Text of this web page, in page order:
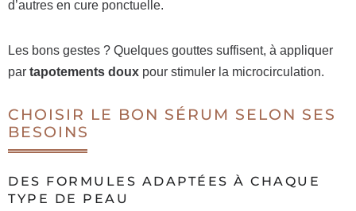
d’autres en cure ponctuelle.
Les bons gestes ? Quelques gouttes suffisent, à appliquer
par tapotements doux pour stimuler la microcirculation.
CHOISIR LE BON SÉRUM SELON SES
BESOINS
DES FORMULES ADAPTÉES À CHAQUE
TYPE DE PEAU